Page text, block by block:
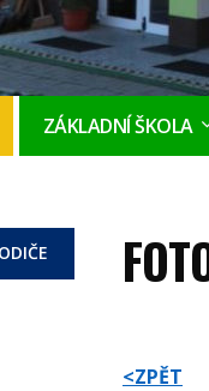
ZÁKLADNÍ ŠKOLA
<ZPĚT